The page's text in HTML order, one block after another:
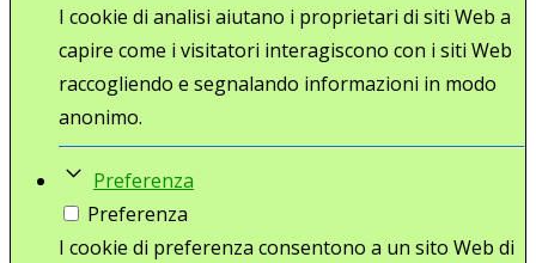
I cookie di analisi aiutano i proprietari di siti Web a
capire come i visitatori interagiscono con i siti Web
raccogliendo e segnalando informazioni in modo
anonimo.
Preferenza
Preferenza
I cookie di preferenza consentono a un sito Web di